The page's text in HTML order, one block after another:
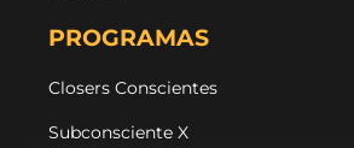
PROGRAMAS
Closers Conscientes
Subconsciente X